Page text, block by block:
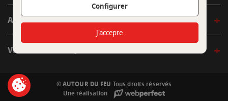
AUTOUR DE LA TABLE
VENIR EN BOUTIQUE
© AUTOUR DU FEU Tous droits réservés
Une réalisation
Configurer
J'accepte